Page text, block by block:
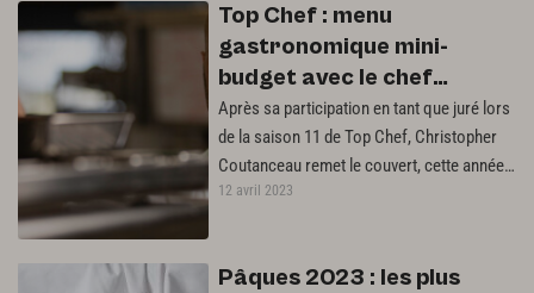
Top Chef : menu
gastronomique mini-
budget avec le chef
Christopher Coutanceau
Après sa participation en tant que juré lors
de la saison 11 de Top Chef, Christopher
Coutanceau remet le couvert, cette année,
pour la 13ème saison de…
12 avril 2023
Pâques 2023 : les plus